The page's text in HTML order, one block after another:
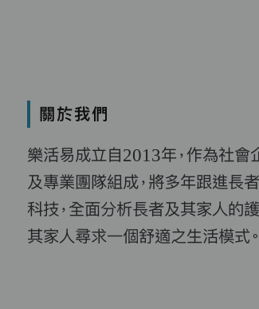
關於我們
樂活易成立自2013年，作為社會
及專業團隊組成，將多年跟進長
科技，全面分析長者及其家人的
其家人尋求一個舒適之生活模式。